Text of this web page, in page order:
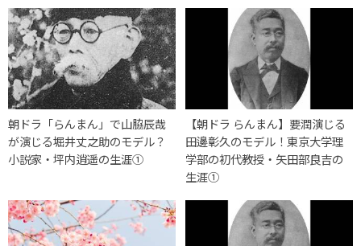
朝ドラ「らんまん」で山脇辰哉
が演じる堀井丈之助のモデル？
小説家・坪内逍遥の生涯①
【朝ドラ らんまん】要潤演じる
田邊彰久のモデル！東京大学理
学部の初代教授・矢田部良吉の
生涯①